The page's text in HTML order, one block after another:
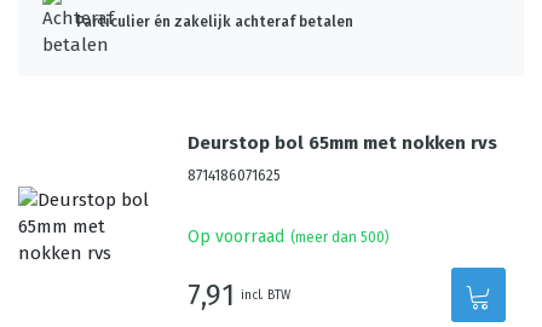
Particulier én zakelijk achteraf betalen
Deurstop bol 65mm met nokken rvs
8714186071625
Op voorraad (meer dan 500)
7,91 incl. BTW